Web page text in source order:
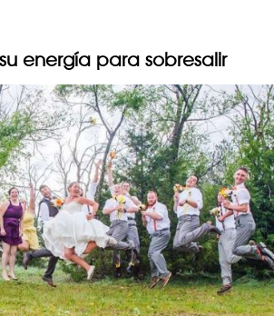
energía para sobresalir